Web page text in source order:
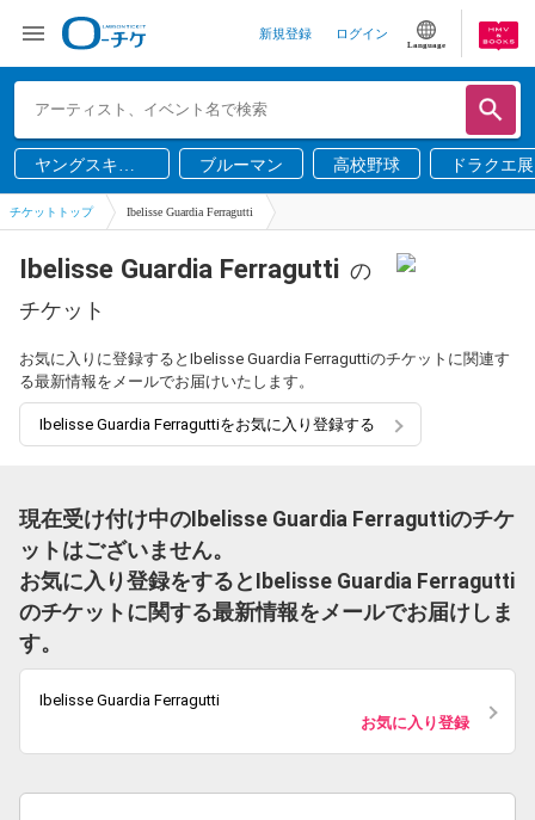
新規登録 ログイン
Language
ヤングスキニ
ー
ブルーマン 高校野球 ドラクエ展
チケットトップ Ibelisse Guardia Ferragutti
Ibelisse Guardia Ferragutti の
チケット
お気に入りに登録するとIbelisse Guardia Ferraguttiのチケットに関連す
る最新情報をメールでお届けいたします。
Ibelisse Guardia Ferraguttiをお気に入り登録する
現在受け付け中のIbelisse Guardia Ferraguttiのチケ
ットはございません。
お気に入り登録をするとIbelisse Guardia Ferragutti
のチケットに関する最新情報をメールでお届けしま
す。
Ibelisse Guardia Ferragutti
お気に入り登録